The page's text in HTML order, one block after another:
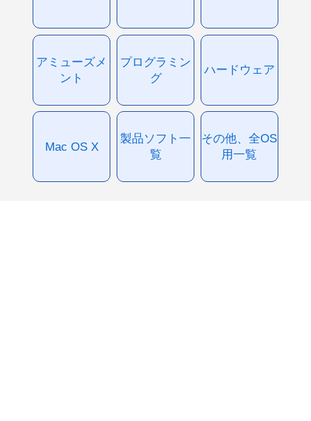
アミューズメ
ント
プログラミン
グ
ハードウェア
Mac OS X
製品ソフト一
覧
その他、全OS
用一覧